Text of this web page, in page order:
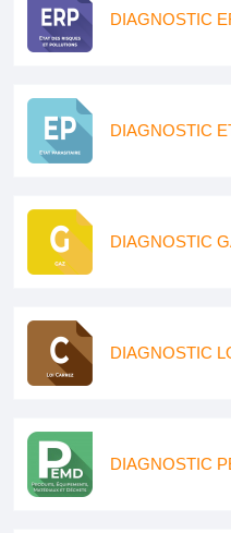
DIAGNOSTIC
DIAGNOSTIC
DIAGNOSTIC
DIAGNOSTIC
DIAGNOSTIC